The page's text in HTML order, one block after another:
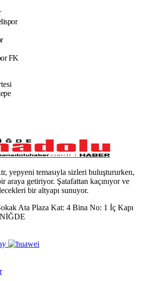
FK
yepyeni temasıyla sizleri buluştururken,
araya getiriyor. Şatafattan kaçınıyor ve
bir altyapı sunuyor.
Ata Plaza Kat: 4 Bina No: 1 İç Kapı